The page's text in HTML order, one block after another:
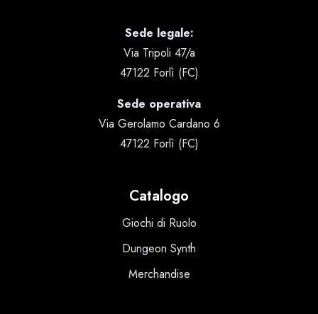
Sede legale:
Via Tripoli 47/a
47122 Forlì (FC)
Sede operativa
Via Gerolamo Cardano 6
47122 Forlì (FC)
Catalogo
Giochi di Ruolo
Dungeon Synth
Merchandise